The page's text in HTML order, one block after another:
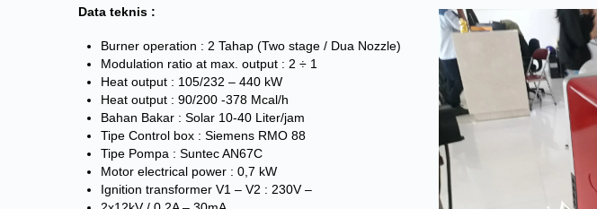
Data teknis :
Burner operation : 2 Tahap (Two stage / Dua Nozzle)
Modulation ratio at max. output : 2 ÷ 1
Heat output : 105/232 – 440 kW
Heat output : 90/200 -378 Mcal/h
Bahan Bakar : Solar 10-40 Liter/jam
Tipe Control box : Siemens RMO 88
Tipe Pompa : Suntec AN67C
Motor electrical power : 0,7 kW
Ignition transformer V1 – V2 : 230V –